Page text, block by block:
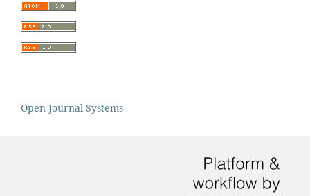
Open Journal Systems